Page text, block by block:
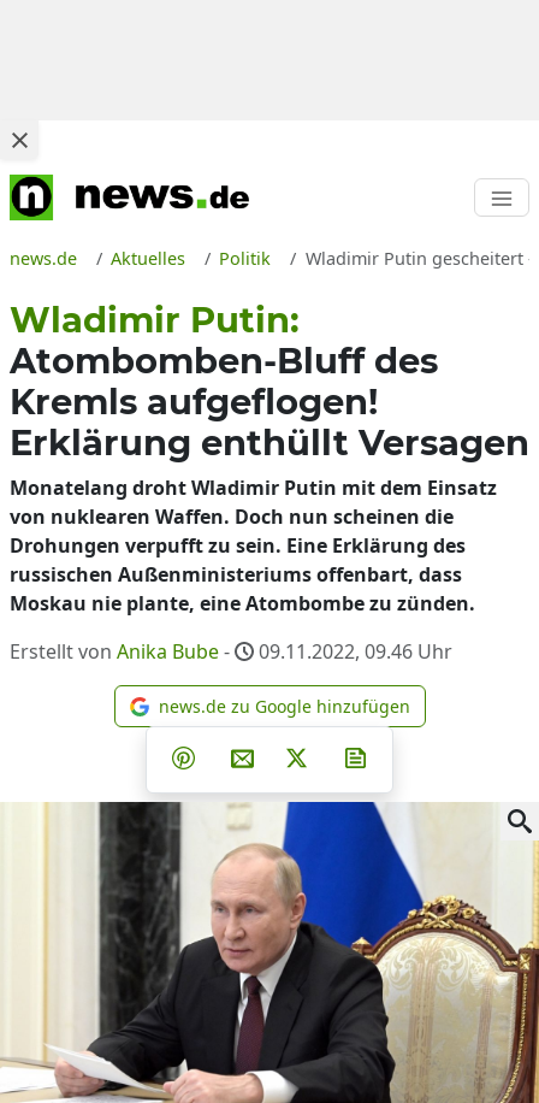
news.de Aktuelles Politik Wladimir Putin gescheitert
Wladimir Putin:
Atombomben-Bluff des
Kremls aufgeflogen!
Erklärung enthüllt Versagen
Monatelang droht Wladimir Putin mit dem Einsatz
von nuklearen Waffen. Doch nun scheinen die
Drohungen verpufft zu sein. Eine Erklärung des
russischen Außenministeriums offenbart, dass
Moskau nie plante, eine Atombombe zu zünden.
Erstellt von Anika Bube- 09.11.2022, 09.46 Uhr
news.de zu Google
news.de zu Google hinzufügen
Teilen auf Facebook
Teilen auf Whatsapp
Teilen auf Telegram
Teilen auf Pinterest
Per E-Mail teilen
Post auf X